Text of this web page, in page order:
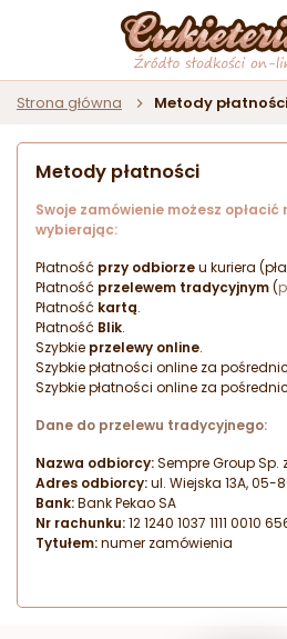
Strona główna Metody płatności
Metody płatności
Swoje zamówienie możesz opłacić
wybierając:
Płatność przy odbiorzeu kuriera
Płatność przelewem tradycyjnym(
Płatność kartą.
Płatność Blik.
Szybkie przelewy online.
Szybkie płatności online za
Szybkie płatności online za
Dane do przelewu tradycyjnego:
Nazwa odbiorcy:Sempre Group Sp.
Adres odbiorcy:ul. Wiejska 13A, 05-
Bank:Bank Pekao SA
Nr rachunku:12 1240 1037 1111 0010
Tytułem:numer zamówienia